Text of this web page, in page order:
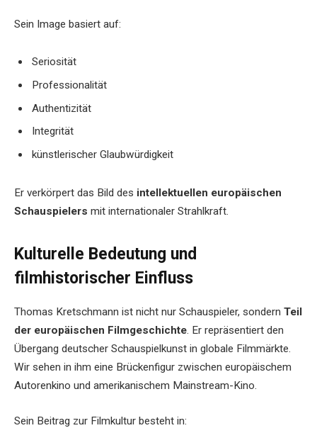
Sein Image basiert auf:
Seriosität
Professionalität
Authentizität
Integrität
künstlerischer Glaubwürdigkeit
Er verkörpert das Bild des intellektuellen europäischen
Schauspielers mit internationaler Strahlkraft.
Kulturelle Bedeutung und
filmhistorischer Einfluss
Thomas Kretschmann ist nicht nur Schauspieler, sondern Teil
der europäischen Filmgeschichte. Er repräsentiert den
Übergang deutscher Schauspielkunst in globale Filmmärkte.
Wir sehen in ihm eine Brückenfigur zwischen europäischem
Autorenkino und amerikanischem Mainstream-Kino.
Sein Beitrag zur Filmkultur besteht in: